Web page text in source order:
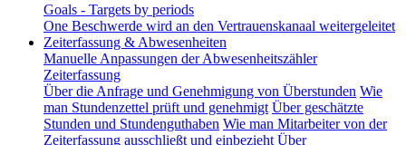
Goals - Targets by periods
One Beschwerde wird an den Vertrauenskanaal weitergeleitet
Zeiterfassung & Abwesenheiten
Manuelle Anpassungen der Abwesenheitszähler
Zeiterfassung
Über die Anfrage und Genehmigung von Überstunden Wie
man Stundenzettel prüft und genehmigt Über geschätzte
Stunden und Stundenguthaben Wie man Mitarbeiter von der
Zeiterfassung ausschließt und einbezieht Über